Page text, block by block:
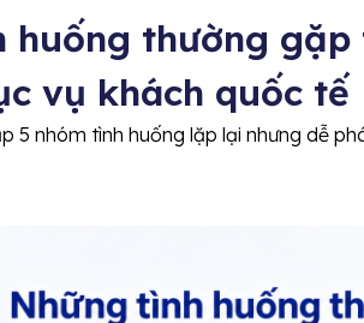
huống thường
vụ khách quốc tế
5 nhóm tình huống lặp lại nhưng dễ